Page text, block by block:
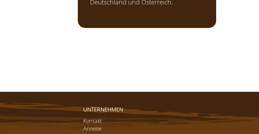
Deutschland und Österreich.
UNTERNEHMEN
Kontakt
Anreise